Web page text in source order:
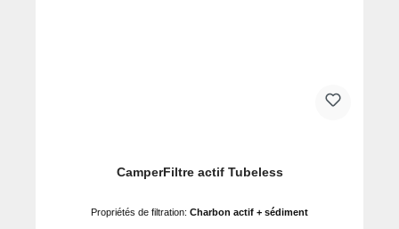
CamperFiltre actif Tubeless
Propriétés de filtration: Charbon actif + sédiment